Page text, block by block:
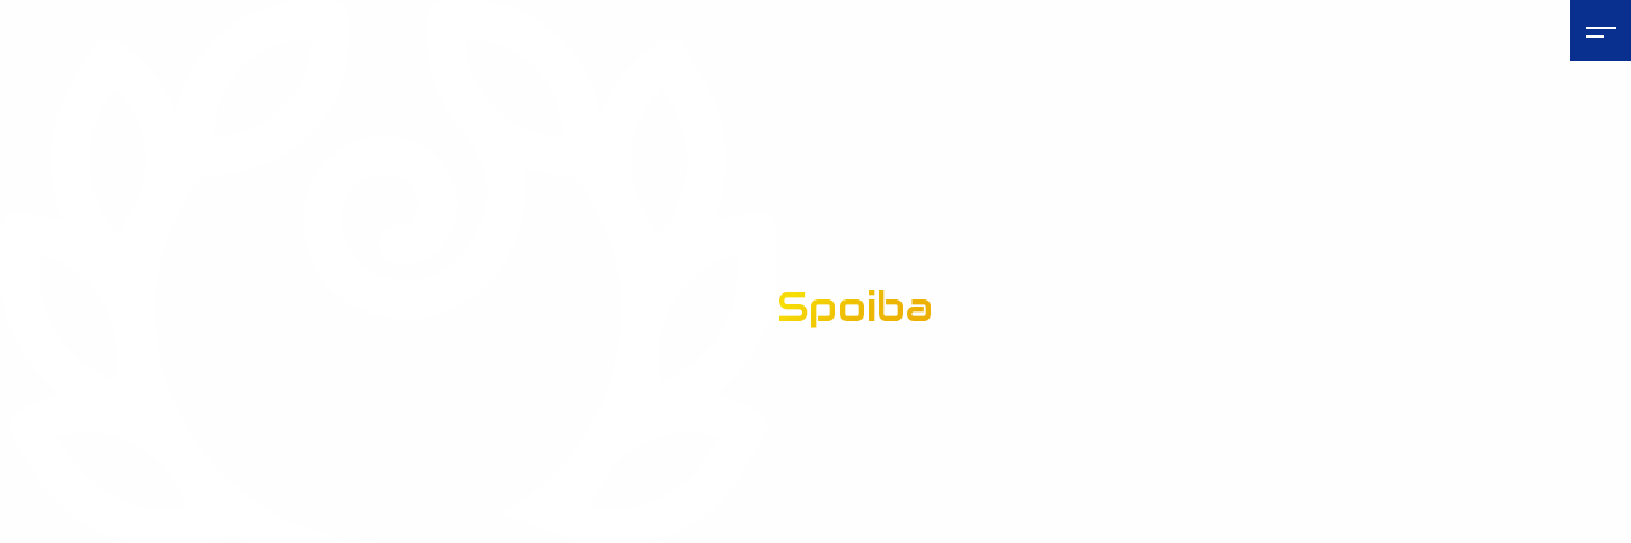
Spoiba